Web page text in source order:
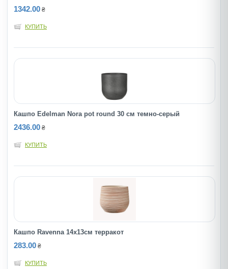
1342.00 ₴
КУПИТЬ
Кашпо Edelman Nora pot round 30 cм темно-серый
2436.00 ₴
КУПИТЬ
Кашпо Ravenna 14х13см терракот
283.00 ₴
КУПИТЬ